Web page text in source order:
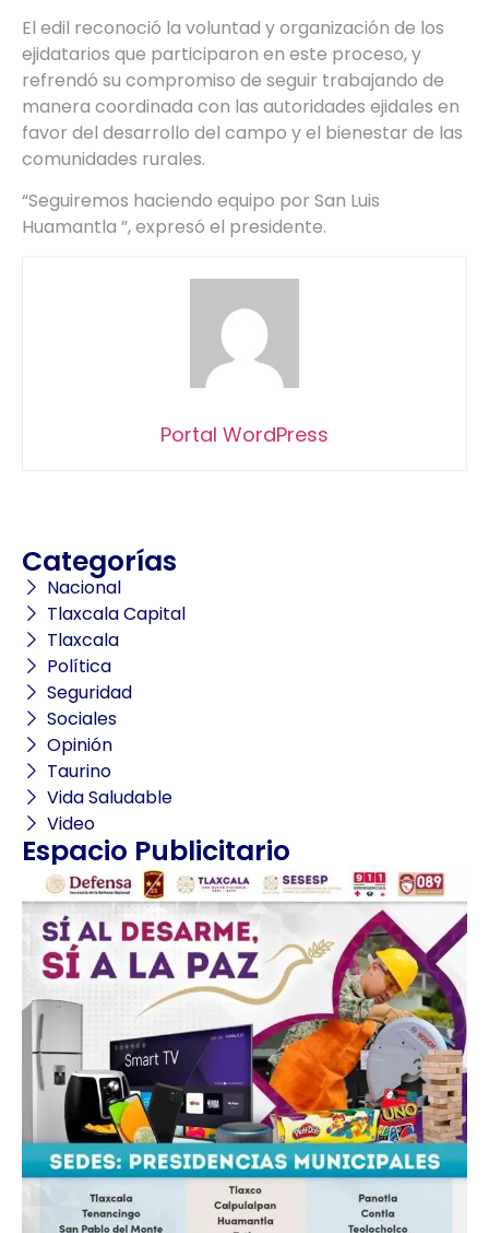
El edil reconoció la voluntad y organización de los
ejidatarios que participaron en este proceso, y
refrendó su compromiso de seguir trabajando de
manera coordinada con las autoridades ejidales en
favor del desarrollo del campo y el bienestar de las
comunidades rurales.
“Seguiremos haciendo equipo por San Luis
Huamantla ”, expresó el presidente.
Portal WordPress
Categorías
Nacional
Tlaxcala Capital
Tlaxcala
Política
Seguridad
Sociales
Opinión
Taurino
Vida Saludable
Video
Espacio Publicitario